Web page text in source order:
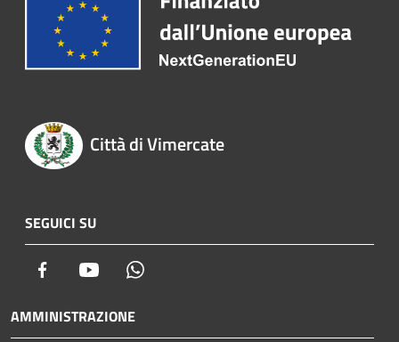
Città di Vimercate
SEGUICI SU
Facebook Youtube
AMMINISTRAZIONE